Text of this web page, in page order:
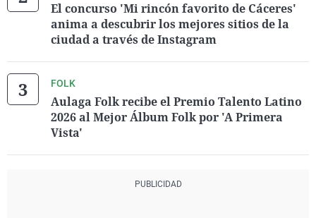
El concurso 'Mi rincón favorito de Cáceres'
anima a descubrir los mejores sitios de la
ciudad a través de Instagram
FOLK
Aulaga Folk recibe el Premio Talento Latino
2026 al Mejor Álbum Folk por 'A Primera
Vista'